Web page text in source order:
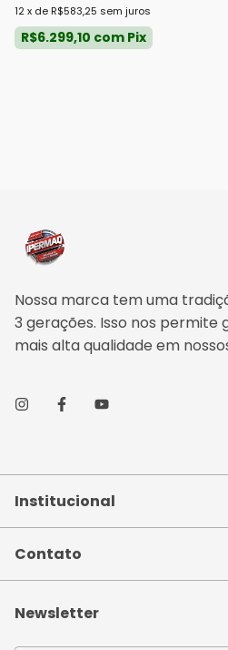
12x de R$583,25 sem juros
R$6.299,10 com Pix
Nossa marca tem uma
3 gerações. Isso nos
mais alta qualidade em
Institucional
Contato
Newsletter